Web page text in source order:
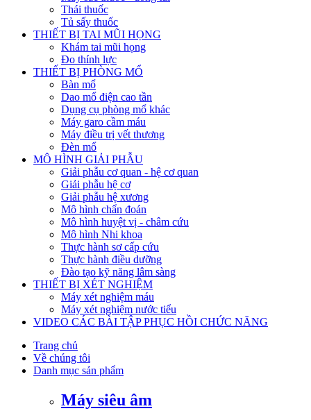
Thái thuốc
Tủ sấy thuốc
THIẾT BỊ TAI MŨI HỌNG
Khám tai mũi họng
Đo thính lực
THIẾT BỊ PHÒNG MỔ
Bàn mổ
Dao mổ điện cao tần
Dụng cụ phòng mổ khác
Máy garo cầm máu
Máy điều trị vết thương
Đèn mổ
MÔ HÌNH GIẢI PHẪU
Giải phẫu cơ quan - hệ cơ quan
Giải phẫu hệ cơ
Giải phẫu hệ xương
Mô hình chẩn đoán
Mô hình huyệt vị - châm cứu
Mô hình Nhi khoa
Thực hành sơ cấp cứu
Thực hành điều dưỡng
Đào tạo kỹ năng lâm sàng
THIẾT BỊ XÉT NGHIỆM
Máy xét nghiệm máu
Máy xét nghiệm nước tiểu
VIDEO CÁC BÀI TẬP PHỤC HỒI CHỨC NĂNG
Trang chủ
Về chúng tôi
Danh mục sản phẩm
Máy siêu âm